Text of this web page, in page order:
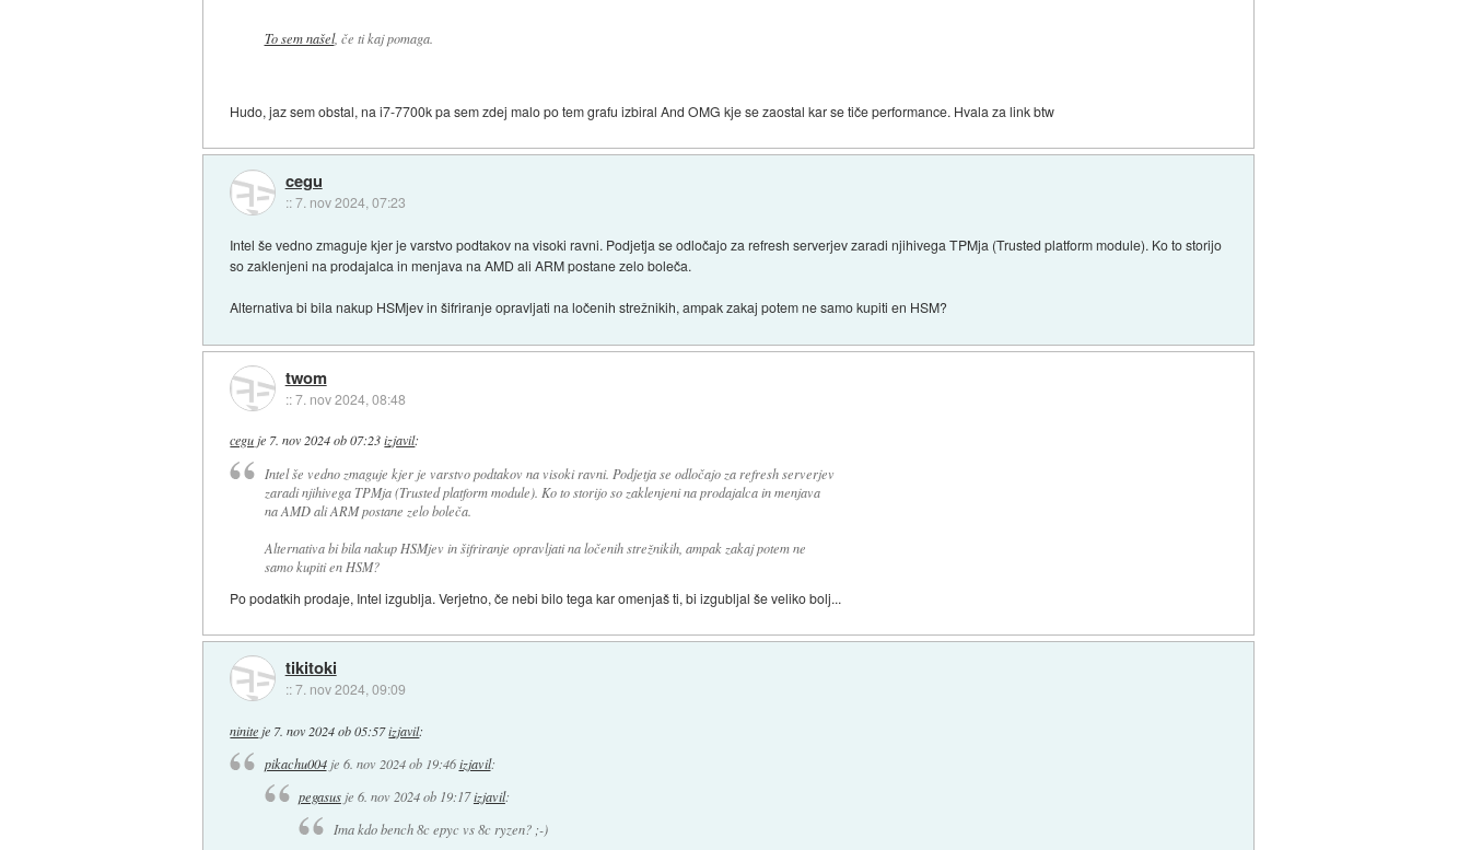
To sem našel, če ti kaj pomaga.
Hudo, jaz sem obstal, na i7-7700k pa sem zdej malo po tem grafu izbiral And OMG kje se zaostal kar se tiče performance. Hvala za link btw
cegu
::7. nov 2024, 07:23
Intel še vedno zmaguje kjer je varstvo podtakov na visoki ravni. Podjetja se odločajo za refresh serverjev zaradi njihivega TPMja (Trusted platform module). Ko to storijo
so zaklenjeni na prodajalca in menjava na AMD ali ARM postane zelo boleča.
Alternativa bi bila nakup HSMjev in šifriranje opravljati na ločenih strežnikih, ampak zakaj potem ne samo kupiti en HSM?
twom
::7. nov 2024, 08:48
ceguje 7. nov 2024 ob 07:23 izjavil:
Intel še vedno zmaguje kjer je varstvo podtakov na visoki ravni. Podjetja se odločajo za refresh serverjev
zaradi njihivega TPMja (Trusted platform module). Ko to storijo so zaklenjeni na prodajalca in menjava
na AMD ali ARM postane zelo boleča.
Alternativa bi bila nakup HSMjev in šifriranje opravljati na ločenih strežnikih, ampak zakaj potem ne
samo kupiti en HSM?
Po podatkih prodaje, Intel izgublja. Verjetno, če nebi bilo tega kar omenjaš ti, bi izgubljal še veliko bolj...
tikitoki
::7. nov 2024, 09:09
ninite je 7. nov 2024 ob 05:57izjavil:
pikachu004je 6. nov 2024 ob 19:46 izjavil:
pegasusje 6. nov 2024 ob 19:17izjavil:
Ima kdo bench 8c epyc vs 8c ryzen? ;-)